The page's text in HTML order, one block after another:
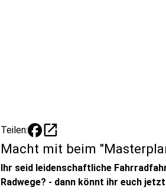
Teilen: open_in_new
Macht mit beim
Ihr seid leidenschaftliche
Radwege? - dann könnt ihr euch